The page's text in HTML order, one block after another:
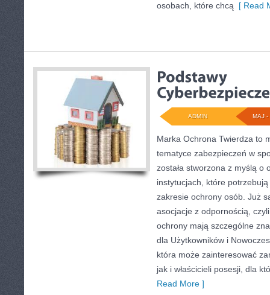
osobach, które chcą [ Read
MAJ -
ADMIN
Marka Ochrona Twierdza to
tematyce zabezpieczeń w
została stworzona z myślą o
instytucjach, które
zakresie ochrony osób. Już
asocjacje z odpornością,
ochrony mają szczególne
dla Użytkowników i
która może zainteresować
jak i właścicieli posesji, dla
Read More ]